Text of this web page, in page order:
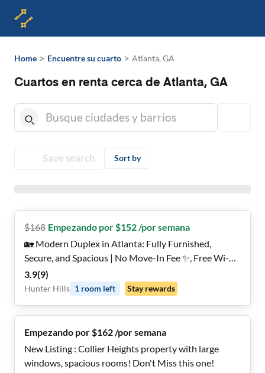
Home > Encuentre su cuarto > Atlanta, GA
Cuartos en renta cerca de Atlanta, GA
Save search Sort by
$168 Empezando por $152 /por semana
🏡 Modern Duplex in Atlanta: Fully Furnished,
Secure, and Spacious | No Move-In Fee ✨, Free Wi-Fi
💲, Monthly Cleanings 🧹, Bus Stop 0.2 Miles Away 🚌
, and Grocery Store 0.2 Miles Away 🍴
3.9(9)
Hunter Hills 1 room left Stay rewards
Empezando por $162 /por semana
New Listing : Collier Heights property with large
windows, spacious rooms! Don't Miss this one!